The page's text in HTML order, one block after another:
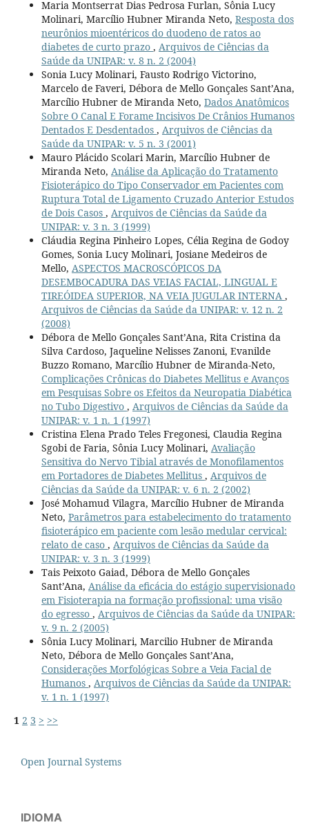
Maria Montserrat Dias Pedrosa Furlan, Sônia Lucy
Molinari, Marcílio Hubner Miranda Neto, Resposta dos
neurônios mioentéricos do duodeno de ratos ao
diabetes de curto prazo , Arquivos de Ciências da
Saúde da UNIPAR: v. 8 n. 2 (2004)
Sonia Lucy Molinari, Fausto Rodrigo Victorino,
Marcelo de Faveri, Débora de Mello Gonçales Sant’Ana,
Marcílio Hubner de Miranda Neto, Dados Anatômicos
Sobre O Canal E Forame Incisivos De Crânios Humanos
Dentados E Desdentados , Arquivos de Ciências da
Saúde da UNIPAR: v. 5 n. 3 (2001)
Mauro Plácido Scolari Marin, Marcílio Hubner de
Miranda Neto, Análise da Aplicação do Tratamento
Fisioterápico do Tipo Conservador em Pacientes com
Ruptura Total de Ligamento Cruzado Anterior Estudos
de Dois Casos , Arquivos de Ciências da Saúde da
UNIPAR: v. 3 n. 3 (1999)
Cláudia Regina Pinheiro Lopes, Célia Regina de Godoy
Gomes, Sonia Lucy Molinari, Josiane Medeiros de
Mello, ASPECTOS MACROSCÓPICOS DA
DESEMBOCADURA DAS VEIAS FACIAL, LINGUAL E
TIREÓIDEA SUPERIOR, NA VEIA JUGULAR INTERNA ,
Arquivos de Ciências da Saúde da UNIPAR: v. 12 n. 2
(2008)
Débora de Mello Gonçales Sant’Ana, Rita Cristina da
Silva Cardoso, Jaqueline Nelisses Zanoni, Evanilde
Buzzo Romano, Marcílio Hubner de Miranda-Neto,
Complicações Crônicas do Diabetes Mellitus e Avanços
em Pesquisas Sobre os Efeitos da Neuropatia Diabética
no Tubo Digestivo , Arquivos de Ciências da Saúde da
UNIPAR: v. 1 n. 1 (1997)
Cristina Elena Prado Teles Fregonesi, Claudia Regina
Sgobi de Faria, Sônia Lucy Molinari, Avaliação
Sensitiva do Nervo Tibial através de Monofilamentos
em Portadores de Diabetes Mellitus , Arquivos de
Ciências da Saúde da UNIPAR: v. 6 n. 2 (2002)
José Mohamud Vilagra, Marcílio Hubner de Miranda
Neto, Parâmetros para estabelecimento do tratamento
fisioterápico em paciente com lesão medular cervical:
relato de caso , Arquivos de Ciências da Saúde da
UNIPAR: v. 3 n. 3 (1999)
Tais Peixoto Gaiad, Débora de Mello Gonçales
Sant’Ana, Análise da eficácia do estágio supervisionado
em Fisioterapia na formação profissional: uma visão
do egresso , Arquivos de Ciências da Saúde da UNIPAR:
v. 9 n. 2 (2005)
Sônia Lucy Molinari, Marcilio Hubner de Miranda
Neto, Débora de Mello Gonçales Sant’Ana,
Considerações Morfológicas Sobre a Veia Facial de
Humanos , Arquivos de Ciências da Saúde da UNIPAR:
v. 1 n. 1 (1997)
1 2 3 > >>
Open Journal Systems
IDIOMA